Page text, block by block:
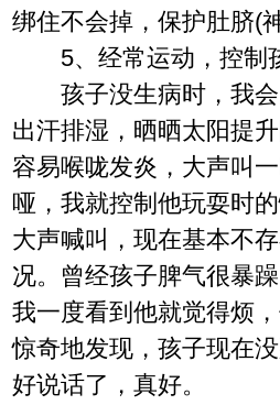
绑住不会掉，保护肚脐(
5、经常运动，控制
孩子没生病时，我会
出汗排湿，晒晒太阳提
容易喉咙发炎，大声叫
哑，我就控制他玩耍时
大声喊叫，现在基本不
况。曾经孩子脾气很暴
我一度看到他就觉得烦
惊奇地发现，孩子现在
好说话了，真好。